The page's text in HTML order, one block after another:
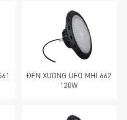
ĐÈN XƯỞNG UFO MHL662
120W